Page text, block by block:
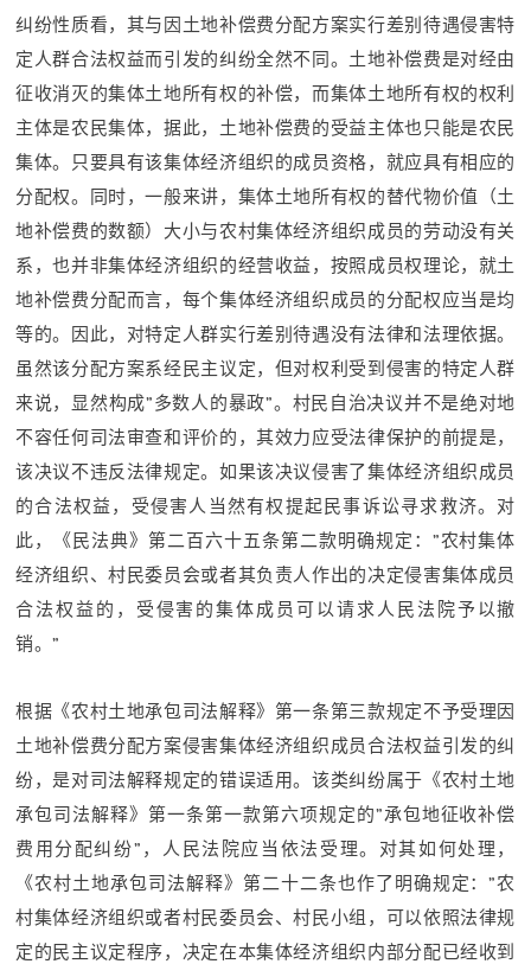
纠纷性质看，其与因土地补偿费分配方案实行差别待遇侵害特
定人群合法权益而引发的纠纷全然不同。土地补偿费是对经由
征收消灭的集体土地所有权的补偿，而集体土地所有权的权利
主体是农民集体，据此，土地补偿费的受益主体也只能是农民
集体。只要具有该集体经济组织的成员资格，就应具有相应的
分配权。同时，一般来讲，集体土地所有权的替代物价值（土
地补偿费的数额）大小与农村集体经济组织成员的劳动没有关
系，也并非集体经济组织的经营收益，按照成员权理论，就土
地补偿费分配而言，每个集体经济组织成员的分配权应当是均
等的。因此，对特定人群实行差别待遇没有法律和法理依据。
虽然该分配方案系经民主议定，但对权利受到侵害的特定人群
来说，显然构成”多数人的暴政”。村民自治决议并不是绝对地
不容任何司法审查和评价的，其效力应受法律保护的前提是，
该决议不违反法律规定。如果该决议侵害了集体经济组织成员
的合法权益，受侵害人当然有权提起民事诉讼寻求救济。对
此，《民法典》第二百六十五条第二款明确规定：”农村集体
经济组织、村民委员会或者其负责人作出的决定侵害集体成员
合法权益的，受侵害的集体成员可以请求人民法院予以撤
销。”
根据《农村土地承包司法解释》第一条第三款规定不予受理因
土地补偿费分配方案侵害集体经济组织成员合法权益引发的纠
纷，是对司法解释规定的错误适用。该类纠纷属于《农村土地
承包司法解释》第一条第一款第六项规定的”承包地征收补偿
费用分配纠纷”，人民法院应当依法受理。对其如何处理，
《农村土地承包司法解释》第二十二条也作了明确规定：”农
村集体经济组织或者村民委员会、村民小组，可以依照法律规
定的民主议定程序，决定在本集体经济组织内部分配已经收到